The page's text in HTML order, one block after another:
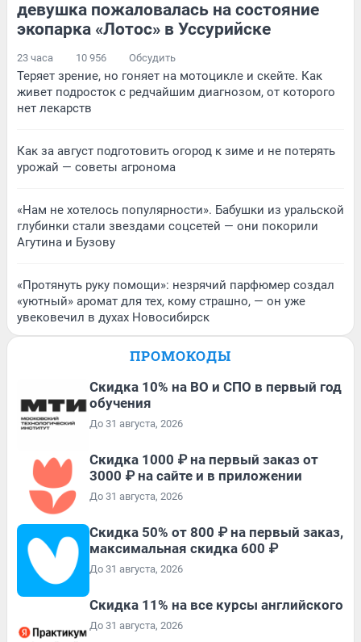
девушка пожаловалась на состояние
экопарка «Лотос» в Уссурийске
23 часа 10 956 Обсудить
Теряет зрение, но гоняет на мотоцикле и скейте. Как
живет подросток с редчайшим диагнозом, от которого
нет лекарств
Как за август подготовить огород к зиме и не потерять
урожай — советы агронома
«Нам не хотелось популярности». Бабушки из уральской
глубинки стали звездами соцсетей — они покорили
Агутина и Бузову
«Протянуть руку помощи»: незрячий парфюмер создал
«уютный» аромат для тех, кому страшно, — он уже
увековечил в духах Новосибирск
ПРОМОКОДЫ
Скидка 10% на ВО и СПО в первый год
обучения
До 31 августа, 2026
Скидка 1000 ₽ на первый заказ от
3000 ₽ на сайте и в приложении
До 31 августа, 2026
Скидка 50% от 800 ₽ на первый заказ,
максимальная скидка 600 ₽
До 31 августа, 2026
Скидка 11% на все курсы английского
До 31 августа, 2026